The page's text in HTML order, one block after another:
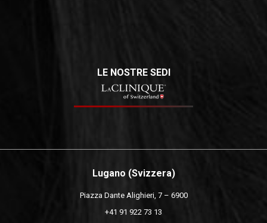
LE NOSTRE SEDI
Lugano (Svizzera)
Piazza Dante Alighieri, 7 – 6900
+41 91 922 73 13